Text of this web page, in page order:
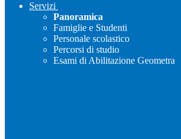
Servizi
Panoramica
Famiglie e Studenti
Personale scolastico
Percorsi di studio
Esami di Abilitazione Geometra